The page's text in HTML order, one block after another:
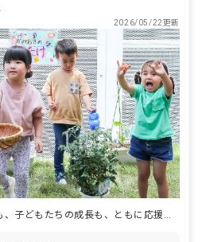
2026/05/22更新
あなたの子育ても、子どもたちの成長も、ともに応援する保育の仕事